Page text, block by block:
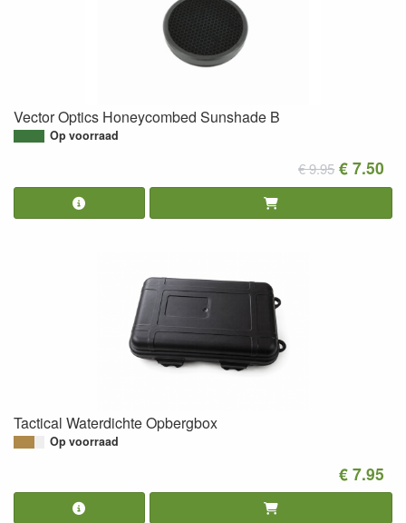
Vector Optics Honeycombed Sunshade B
Op voorraad
€ 9.95 € 7.50
Tactical Waterdichte Opbergbox
Op voorraad
€ 7.95